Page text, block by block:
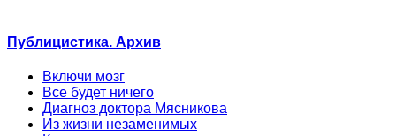
Публицистика. Архив
Включи мозг
Все будет ничего
Диагноз доктора Мясникова
Из жизни незаменимых